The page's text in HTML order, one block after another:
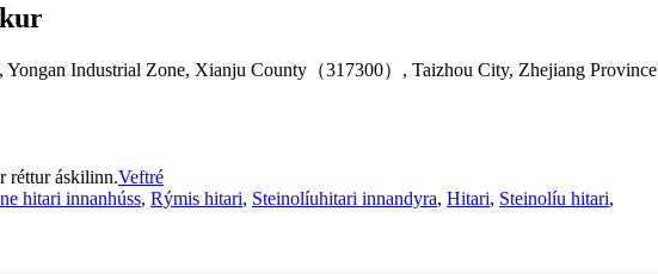
Industrial Zone, Xianju County（317300）, Taizhou City, Zhejiang Province
réttur áskilinn.Veftré
hitari innanhúss, Rýmis hitari, Steinolíuhitari innandyra, Hitari, Steinolíu hitari,